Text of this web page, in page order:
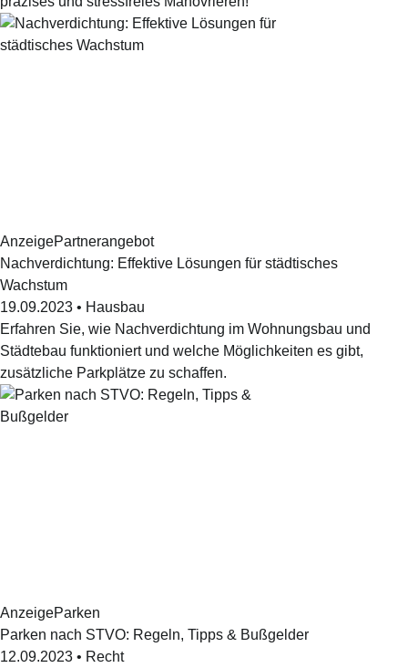
AnzeigePartnerangebot
Nachverdichtung: Effektive Lösungen für städtisches
Wachstum
19.09.2023 • Hausbau
Erfahren Sie, wie Nachverdichtung im Wohnungsbau und
Städtebau funktioniert und welche Möglichkeiten es gibt,
zusätzliche Parkplätze zu schaffen.
AnzeigeParken
Parken nach STVO: Regeln, Tipps & Bußgelder
12.09.2023 • Recht